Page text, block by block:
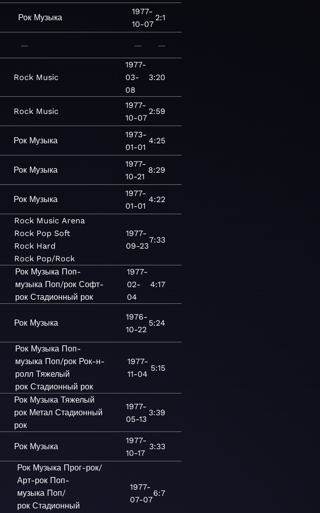
Рок Музыка
1977-
10-07
2:1
— — —
Rock Music
1977-
03-
08
3:20
Rock Music
1977-
10-07
2:59
Рок Музыка
1973-
01-01
4:25
Рок Музыка
1977-
10-21
8:29
Рок Музыка
1977-
01-01
4:22
Rock Music Arena
Rock Pop Soft
Rock Hard
Rock Pop/Rock
1977-
09-23
7:33
Рок Музыка Поп-
музыка Поп/рок Софт-
рок Стадионный рок
1977-
02-
04
4:17
Рок Музыка
1976-
10-22
5:24
Рок Музыка Поп-
музыка Поп/рок Рок-н-
ролл Тяжелый
рок Стадионный рок
1977-
11-04
5:15
Рок Музыка Тяжелый
рок Метал Стадионный
рок
1977-
05-13
3:39
Рок Музыка
1977-
10-17
3:33
Рок Музыка Прог-рок/
Арт-рок Поп-
музыка Поп/
рок Стадионный
1977-
07-07
6:7